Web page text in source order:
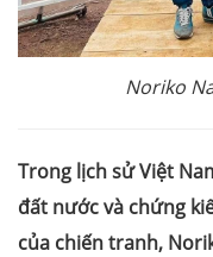
Noriko
Trong lịch sử Việt
đất nước và chứng
của chiến tranh,